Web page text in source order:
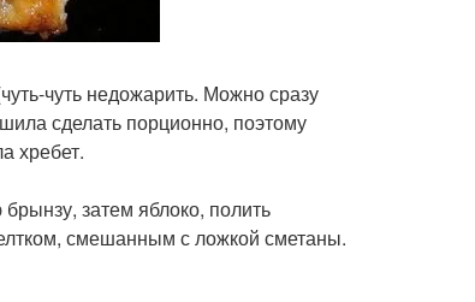
чуть недожарить. Можно сразу
сделать порционно, поэтому
хребет.
затем яблоко, полить
смешанным с ложкой сметаны.